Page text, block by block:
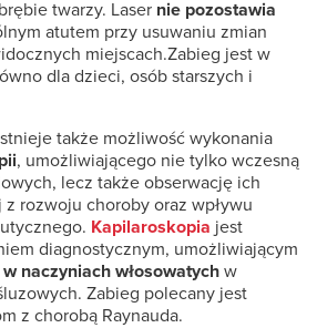
twarzy. Laser nie pozostawia
atutem przy usuwaniu zmian
miejscach.Zabieg jest w
dla dzieci, osób starszych i
także możliwość wykonania
, umożliwiającego nie tylko wczesną
lecz także obserwację ich
rozwoju choroby oraz wpływu
Kapilaroskopia jest
diagnostycznym, umożliwiającym
naczyniach włosowatych w
Zabieg polecany jest
z chorobą Raynauda.